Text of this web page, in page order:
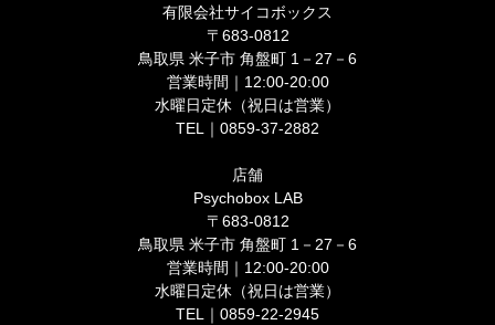
有限会社サイコボックス
〒683-0812
鳥取県 米子市 角盤町 1－27－6
営業時間｜12:00-20:00
水曜日定休（祝日は営業）
TEL｜0859-37-2882
店舗
Psychobox LAB
〒683-0812
鳥取県 米子市 角盤町 1－27－6
営業時間｜12:00-20:00
水曜日定休（祝日は営業）
TEL｜0859-22-2945